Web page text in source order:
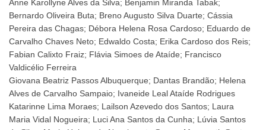
Anne Karollyne Alves da Silva; Benjamin Miranda Tabak;
Bernardo Oliveira Buta; Breno Augusto Silva Duarte; Cássia
Pereira das Chagas; Débora Helena Rosa Cardoso; Eduardo de
Carvalho Chaves Neto; Edwaldo Costa; Erika Cardoso dos Reis;
Fabian Calixto Fraiz; Flávia Simoes de Ataíde; Francisco
Valdicélio Ferreira
Giovana Beatriz Passos Albuquerque; Dantas Brandão; Helena
Alves de Carvalho Sampaio; Ivaneide Leal Ataíde Rodrigues
Katarinne Lima Moraes; Lailson Azevedo dos Santos; Laura
Maria Vidal Nogueira; Luci Ana Santos da Cunha; Lúvia Santos